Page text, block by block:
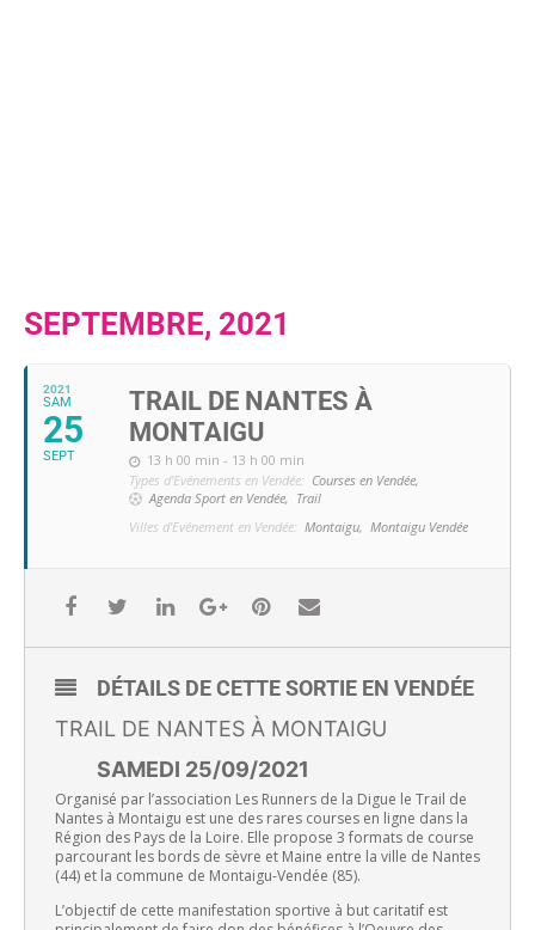
SEPTEMBRE, 2021
2021
SAM
25
SEPT
TRAIL DE NANTES À
MONTAIGU
13 h 00 min - 13 h 00 min
Types d'Evénements en Vendée: Courses en Vendée,
Agenda Sport en Vendée, Trail
Villes d'Evénement en Vendée: Montaigu, Montaigu Vendée
DÉTAILS DE CETTE SORTIE EN VENDÉE
TRAIL DE NANTES À MONTAIGU
SAMEDI 25/09/2021
Organisé par l’association Les Runners de la Digue le Trail de
Nantes à Montaigu est une des rares courses en ligne dans la
Région des Pays de la Loire. Elle propose 3 formats de course
parcourant les bords de sèvre et Maine entre la ville de Nantes
(44) et la commune de Montaigu-Vendée (85).
L’objectif de cette manifestation sportive à but caritatif est